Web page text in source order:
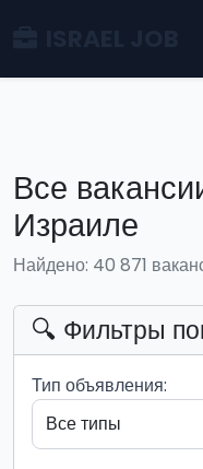
Все
Израиле
Найдено: 40 871
🔍 Фильтры
Тип объявления: